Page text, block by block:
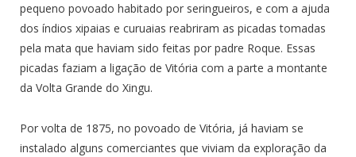
pequeno povoado habitado por seringueiros, e com a ajuda
dos índios xipaias e curuaias reabriram as picadas tomadas
pela mata que haviam sido feitas por padre Roque. Essas
picadas faziam a ligação de Vitória com a parte a montante
da Volta Grande do Xingu.
Por volta de 1875, no povoado de Vitória, já haviam se
instalado alguns comerciantes que viviam da exploração da